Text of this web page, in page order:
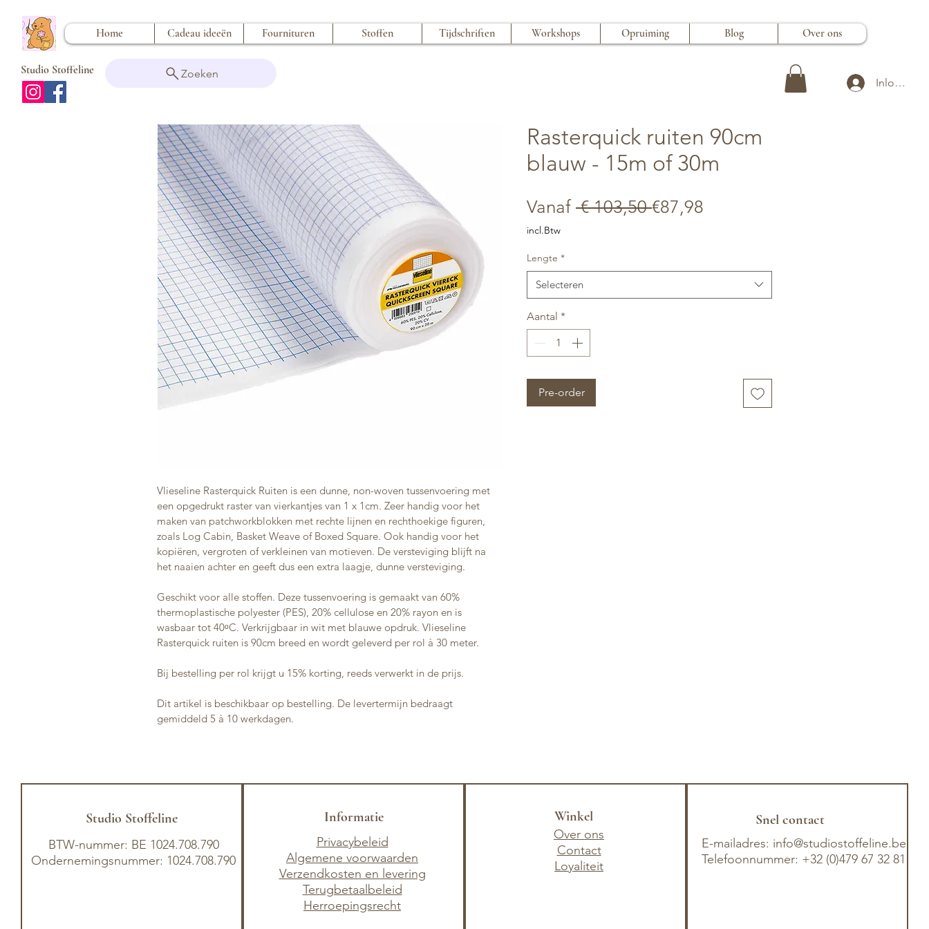
Home Cadeau ideeën Fournituren Stoffen Tijdschriften Workshops Opruiming Blog Over ons
Studio Stoffeline Zoeken
Inloggen
Vlieseline Rasterquick Ruiten is een dunne, non-woven tussenvoering met
een opgedrukt raster van vierkantjes van 1 x 1cm. Zeer handig voor het
maken van patchworkblokken met rechte lijnen en rechthoekige figuren,
zoals Log Cabin, Basket Weave of Boxed Square. Ook handig voor het
kopiëren, vergroten of verkleinen van motieven. De versteviging blijft na
het naaien achter en geeft dus een extra laagje, dunne versteviging.
Geschikt voor alle stoffen. Deze tussenvoering is gemaakt van 60%
thermoplastische polyester (PES), 20% cellulose en 20% rayon en is
wasbaar tot 40ᵒC. Verkrijgbaar in wit met blauwe opdruk. Vlieseline
Rasterquick ruiten is 90cm breed en wordt geleverd per rol à 30 meter.
Bij bestelling per rol krijgt u 15% korting, reeds verwerkt in de prijs.
Dit artikel is beschikbaar op bestelling. De levertermijn bedraagt
gemiddeld 5 à 10 werkdagen.
Rasterquick ruiten 90cm
blauw - 15m of 30m
Vanaf € 103,50 Normale
€87,98
incl.Btw
Lengte *
Selecteren
Aantal *
Pre-order
Studio Stoffeline
BTW-nummer: BE 1024.708.790
Ondernemingsnummer: 1024.708.790
Informatie
Privacybeleid
Algemene voorwaarden
Verzendkosten en levering​
Terugbetaalbeleid
Herroepingsrecht
Winkel
Over ons
Contact
Loyaliteit
Snel contact
E-mailadres: info@studiostoffeline.be
Telefoonnummer: +32 (0)479 67 32 81